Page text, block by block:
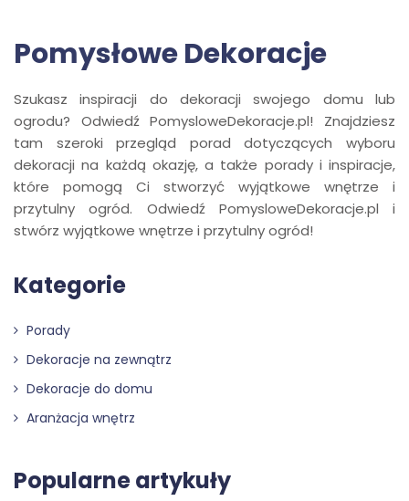
Pomysłowe Dekoracje
Szukasz inspiracji do dekoracji swojego domu lub
ogrodu? Odwiedź PomysloweDekoracje.pl! Znajdziesz
tam szeroki przegląd porad dotyczących wyboru
dekoracji na każdą okazję, a także porady i inspiracje,
które pomogą Ci stworzyć wyjątkowe wnętrze i
przytulny ogród. Odwiedź PomysloweDekoracje.pl i
stwórz wyjątkowe wnętrze i przytulny ogród!
Kategorie
Porady
Dekoracje na zewnątrz
Dekoracje do domu
Aranżacja wnętrz
Popularne artykuły